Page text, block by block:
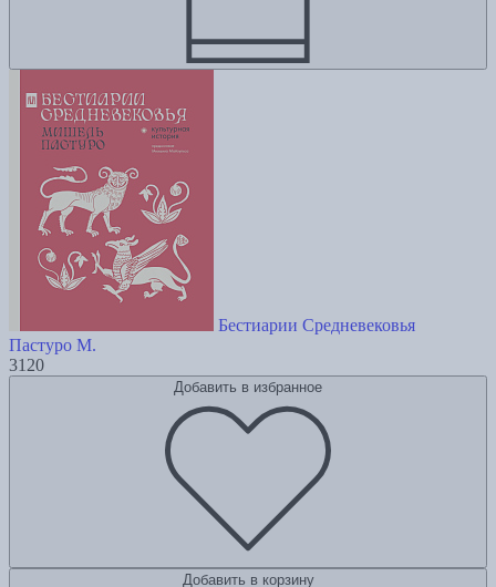
Бестиарии Средневековья
Пастуро М.
3120
Добавить в избранное
Добавить в корзину